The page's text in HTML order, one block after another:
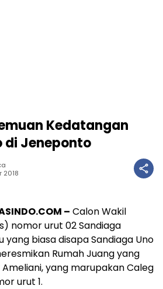
Kedatangan
di Jeneponto
2018
– Calon Wakil
nomor urut 02 Sandiaga
yang biasa disapa Sandiaga Uno
Rumah Juang yang
yang marupakan Caleg
urut 1.